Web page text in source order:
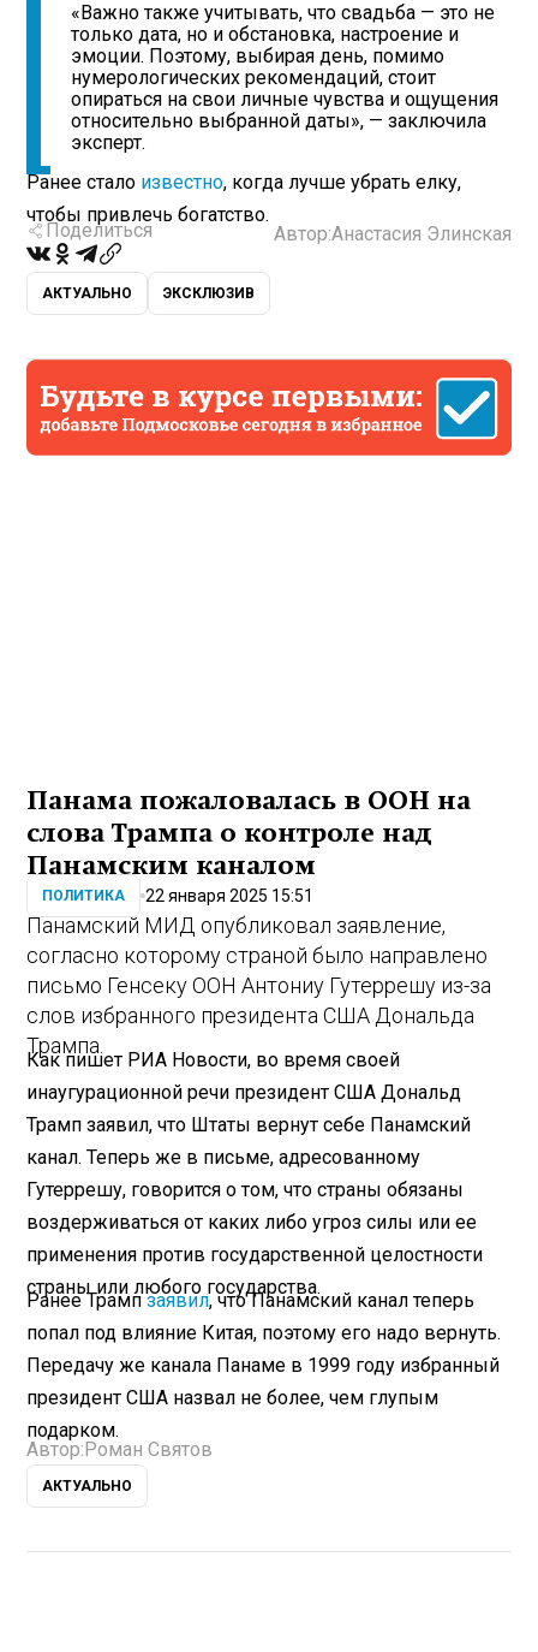
«Важно также учитывать, что свадьба — это не
только дата, но и обстановка, настроение и
эмоции. Поэтому, выбирая день, помимо
нумерологических рекомендаций, стоит
опираться на свои личные чувства и ощущения
относительно выбранной даты», — заключила
эксперт.
Ранее стало известно, когда лучше убрать елку,
чтобы привлечь богатство.
Поделиться Автор:Анастасия Элинская
АКТУАЛЬНО ЭКСКЛЮЗИВ
Панама пожаловалась в ООН на
слова Трампа о контроле над
Панамским каналом
ПОЛИТИКА 22 января 2025 15:51
Панамский МИД опубликовал заявление,
согласно которому страной было направлено
письмо Генсеку ООН Антониу Гутеррешу из-за
слов избранного президента США Дональда
Трампа.
Как пишет РИА Новости, во время своей
инаугурационной речи президент США Дональд
Трамп заявил, что Штаты вернут себе Панамский
канал. Теперь же в письме, адресованному
Гутеррешу, говорится о том, что страны обязаны
воздерживаться от каких либо угроз силы или ее
применения против государственной целостности
страны или любого государства.
Ранее Трампзаявил, что Панамский канал теперь
попал под влияние Китая, поэтому его надо вернуть.
Передачу же канала Панаме в 1999 году избранный
президент США назвал не более, чем глупым
подарком.
Автор: Роман Святов
АКТУАЛЬНО